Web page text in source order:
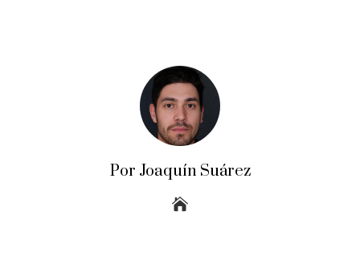
Por Joaquín Suárez